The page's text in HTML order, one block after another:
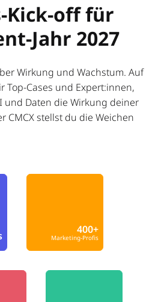
Kick-off für
Jahr 2027
Wirkung und Wachstum. Auf
Top-Cases und Expert:innen,
und Daten die Wirkung deiner
CMCX stellst du die Weichen
400+
Marketing-Profis